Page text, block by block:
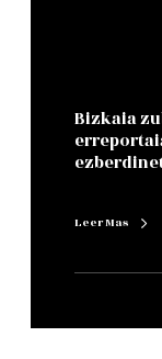
Bizkaia
Leer Mas